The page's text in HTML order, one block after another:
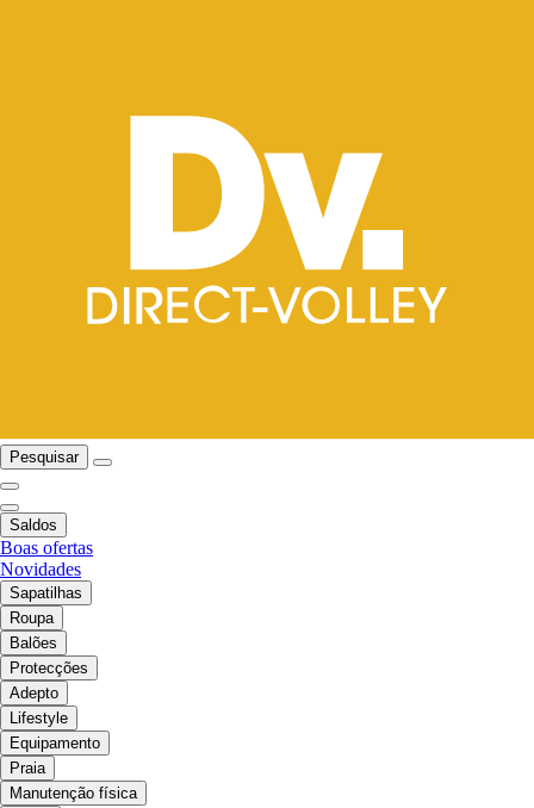
Pesquisar
Saldos
Boas ofertas
Novidades
Sapatilhas
Roupa
Balões
Protecções
Adepto
Lifestyle
Equipamento
Praia
Manutenção física